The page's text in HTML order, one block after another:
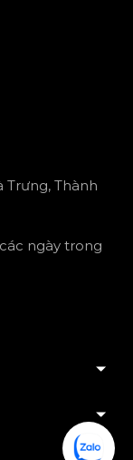
Trưng, Thành
ngày trong